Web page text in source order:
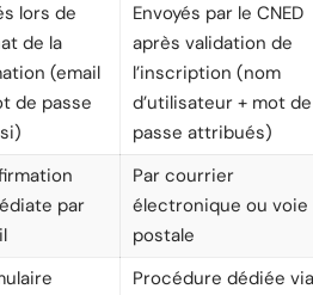
lors de
de la
(email
de passe
Envoyés par le CNED
après validation de
l’inscription (nom
d’utilisateur + mot de
passe attribués)
par
Par courrier
électronique ou voie
postale
Procédure dédiée via